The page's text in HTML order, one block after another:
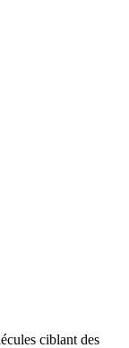
ciblant des